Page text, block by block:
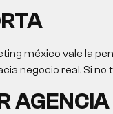
méxico vale la
negocio real. Si no